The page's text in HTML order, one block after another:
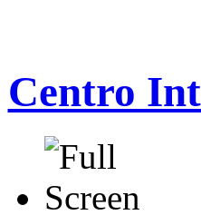
Centro